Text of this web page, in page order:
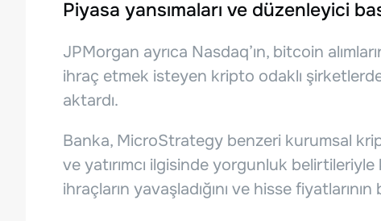
Piyasa yansımaları ve düzenleyici
JPMorgan ayrıca Nasdaq’ın, bitcoin
ihraç etmek isteyen kripto odaklı
aktardı.
Banka, MicroStrategy benzeri kurumsal
ve yatırımcı ilgisinde yorgunluk
ihraçların yavaşladığını ve hisse fiyatlarının